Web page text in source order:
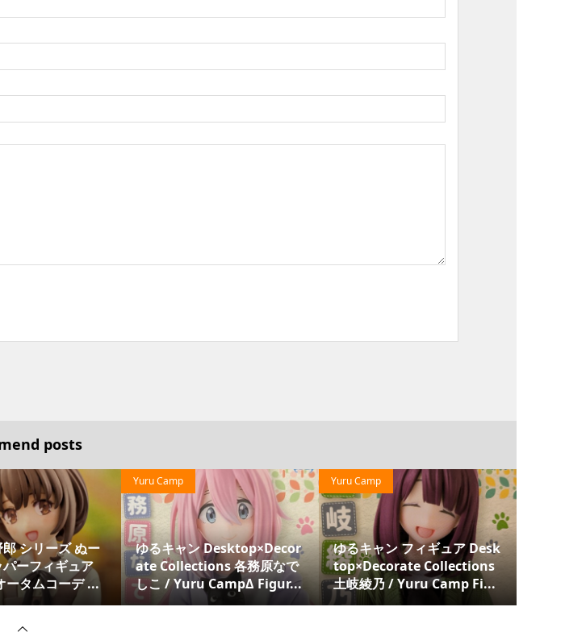
posts
シリーズ ぬー
ーフィギュア
ータムコーデ ...
ゆるキャン Desktop×Decor
ate Collections 各務原なで
しこ / Yuru CampΔ Figur...
Yuru Camp
ゆるキャン フィギュア Desk
top×Decorate Collections
土岐綾乃 / Yuru Camp Fi...
Yuru Camp